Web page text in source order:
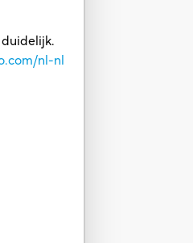
nl-nl